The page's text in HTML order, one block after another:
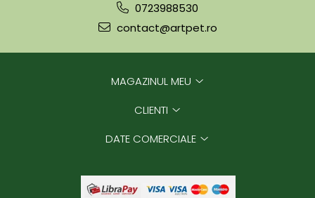
0723988530
contact@artpet.ro
MAGAZINUL MEU
CLIENTI
DATE COMERCIALE